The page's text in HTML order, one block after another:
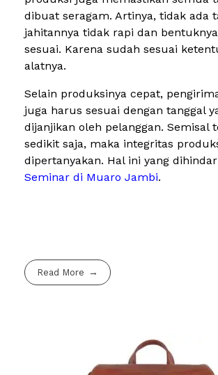
dibuat seragam. Artinya, tidak ada
jahitannya tidak rapi dan
sesuai. Karena sudah sesuai
alatnya.
Selain produksinya cepat,
juga harus sesuai dengan tanggal
dijanjikan oleh pelanggan. Semisal
sedikit saja, maka integritas
dipertanyakan. Hal ini yang
Seminar di Muaro Jambi.
Read More